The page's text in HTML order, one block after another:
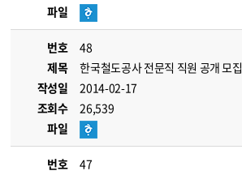
파일
번호
48
제목
한국철도공사 전문직 직원 공개 모집
작성일
2014-02-17
조회수
26,539
파일
번호
47